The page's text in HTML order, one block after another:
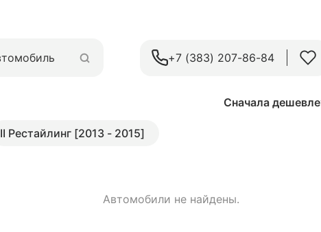
+7 (383) 207-86-84
Сначала дешевле
II Рестайлинг [2013 - 2015]
Автомобили не найдены.